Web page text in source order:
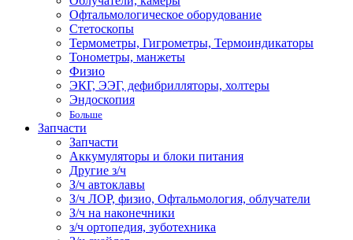
Офтальмологическое оборудование
Стетоскопы
Термометры, Гигрометры, Термоиндикаторы
Тонометры, манжеты
Физио
ЭКГ, ЭЭГ, дефибрилляторы, холтеры
Эндоскопия
Больше
Запчасти
Запчасти
Аккумуляторы и блоки питания
Другие з/ч
З/ч автоклавы
З/ч ЛОР, физио, Офтальмология, облучатели
З/ч на наконечники
з/ч ортопедия, зуботехника